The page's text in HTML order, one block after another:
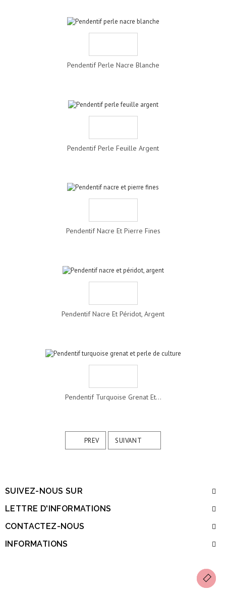
Pendentif Perle Nacre Blanche
Pendentif Perle Feuille Argent
Pendentif Nacre Et Pierre Fines
Pendentif Nacre Et Péridot, Argent
Pendentif Turquoise Grenat Et...
PREV SUIVANT
SUIVEZ-NOUS SUR
LETTRE D'INFORMATIONS
CONTACTEZ-NOUS
INFORMATIONS